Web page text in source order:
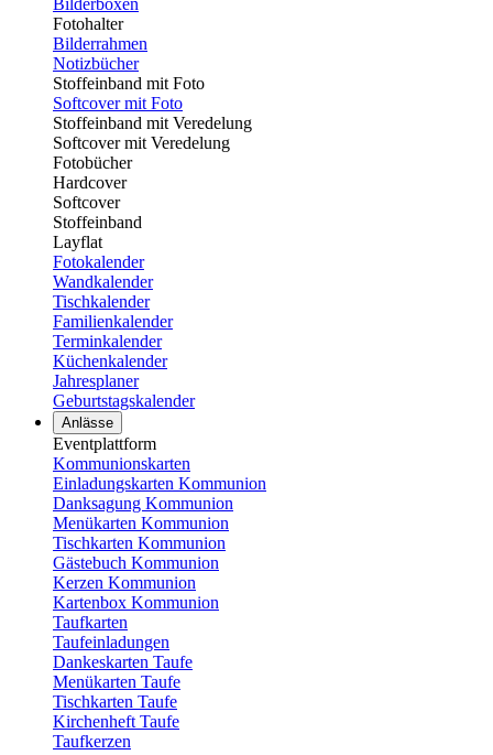
Bilderboxen
Fotohalter
Bilderrahmen
Notizbücher
Stoffeinband mit Foto
Softcover mit Foto
Stoffeinband mit Veredelung
Softcover mit Veredelung
Fotobücher
Hardcover
Softcover
Stoffeinband
Layflat
Fotokalender
Wandkalender
Tischkalender
Familienkalender
Terminkalender
Küchenkalender
Jahresplaner
Geburtstagskalender
Anlässe
Eventplattform
Kommunionskarten
Einladungskarten Kommunion
Danksagung Kommunion
Menükarten Kommunion
Tischkarten Kommunion
Gästebuch Kommunion
Kerzen Kommunion
Kartenbox Kommunion
Taufkarten
Taufeinladungen
Dankeskarten Taufe
Menükarten Taufe
Tischkarten Taufe
Kirchenheft Taufe
Taufkerzen